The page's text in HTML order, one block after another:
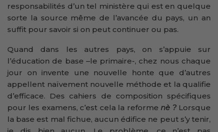
responsabilités d’un tel ministère qui est en quelque
sorte la source même de l’avancée du pays, un an
suffit pour savoir si on peut continuer ou pas.
Quand dans les autres pays, on s’appuie sur
l’éducation de base –le primaire-, chez nous chaque
jour on invente une nouvelle honte que d’autres
appellent naïvement nouvelle méthode et la qualifie
d’efficace. Des cahiers de composition spécifiques
pour les examens, c’est cela la reforme nè ?Lorsque
la base est mal fichue, aucun édifice ne peut s’y tenir,